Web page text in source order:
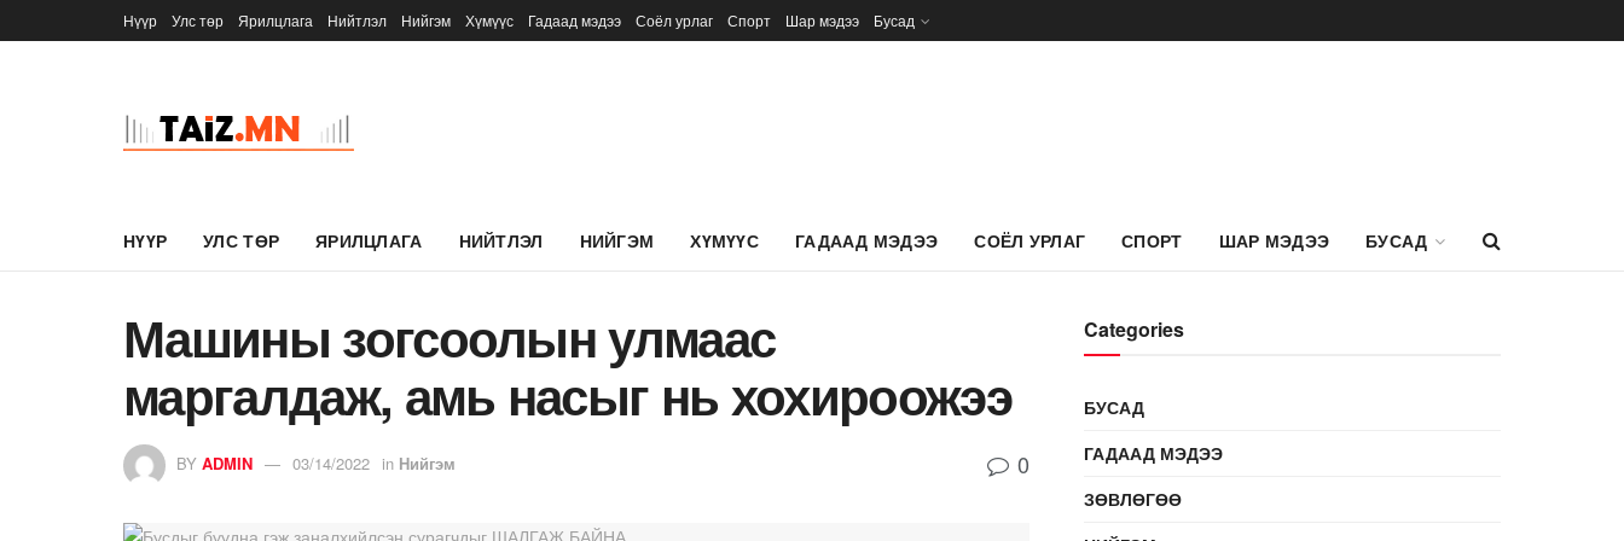
Нүүр Улс төр Ярилцлага Нийтлэл Нийгэм Хүмүүс Гадаад мэдээ Соёл урлаг Спорт Шар мэдээ Бусад
НҮҮР УЛС ТӨР ЯРИЛЦЛАГА НИЙТЛЭЛ НИЙГЭМ ХҮМҮҮС ГАДААД МЭДЭЭ СОЁЛ УРЛАГ СПОРТ ШАР МЭДЭЭ БУСАД
Машины зогсоолын улмаас
маргалдаж, амь насыг нь хохироожээ
BY ADMIN 03/14/2022 in Нийгэм 0
Categories
БУСАД
ГАДААД МЭДЭЭ
ЗӨВЛӨГӨӨ